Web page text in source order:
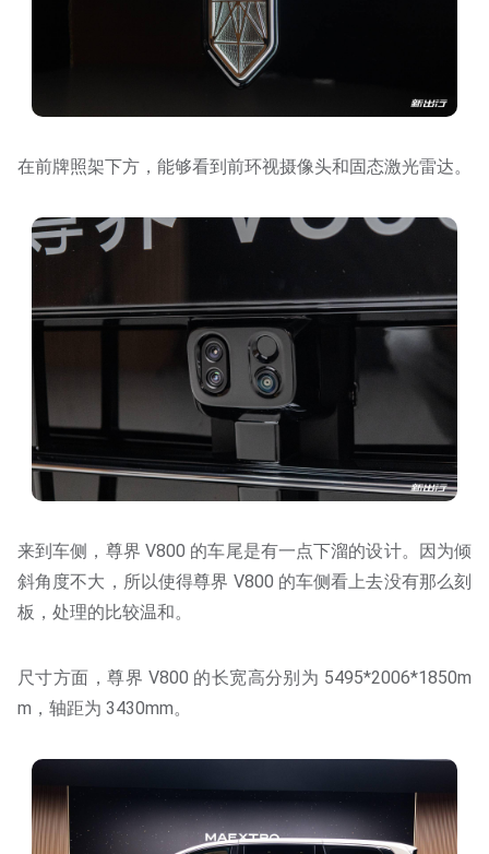
在前牌照架下方，能够看到前环视摄像头和固态激光雷达。
来到车侧，尊界 V800 的车尾是有一点下溜的设计。因为倾
斜角度不大，所以使得尊界 V800 的车侧看上去没有那么刻
板，处理的比较温和。
尺寸方面，尊界 V800 的长宽高分别为 5495*2006*1850m
m，轴距为 3430mm。